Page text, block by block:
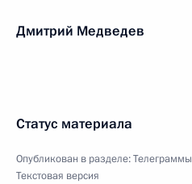
Дмитрий Медведев
Статус материала
Опубликован в разделе:Телеграммы
Текстовая версия